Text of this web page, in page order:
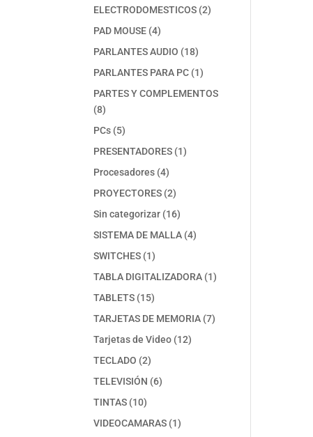
ELECTRODOMESTICOS 22
PAD MOUSE 44
productos
PARLANTES AUDIO 1818
productos
PARLANTES PARA PC 11
producto
PARTES Y COMPLEMENTOS
88
productos
PCs 55
productos
PRESENTADORES 11
Procesadores 44
productos
PROYECTORES 22
productos
Sin categorizar 1616
productos
SISTEMA DE MALLA 44
SWITCHES 11
producto
TABLA DIGITALIZADORA 11
TABLETS 1515
productos
TARJETAS DE MEMORIA 77
Tarjetas de Video 1212
TECLADO 22
productos
TELEVISIÓN 66
TINTAS 1010
productos
VIDEOCAMARAS 11